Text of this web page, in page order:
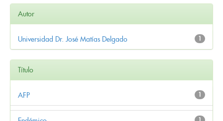
Autor
1
Universidad Dr. José Matías Delgado
Título
1
AFP